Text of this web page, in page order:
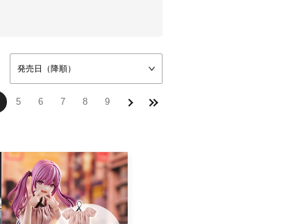
発売日（降順）
5 6 7 8 9